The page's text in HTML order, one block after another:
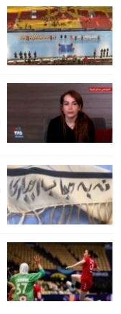
نرگس محمدی برنده
همایش محافظه‌کاران
سفر پرزیدنت ترامپ